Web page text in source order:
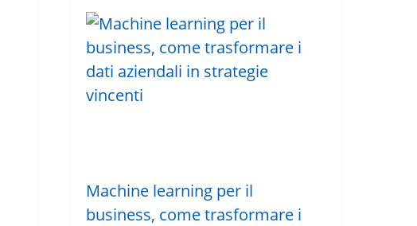
Machine learning per il
business, come trasformare i